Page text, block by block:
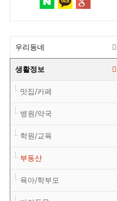
우리동네
생활정보
맛집/카페
병원/약국
학원/교육
부동산
육아/학부모